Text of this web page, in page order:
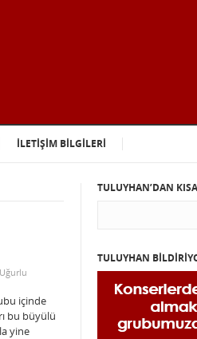
İLETİŞİM BİLGİLERİ
içinde
bu büyülü
yine
TULUYHAN’DAN
TULUYHAN